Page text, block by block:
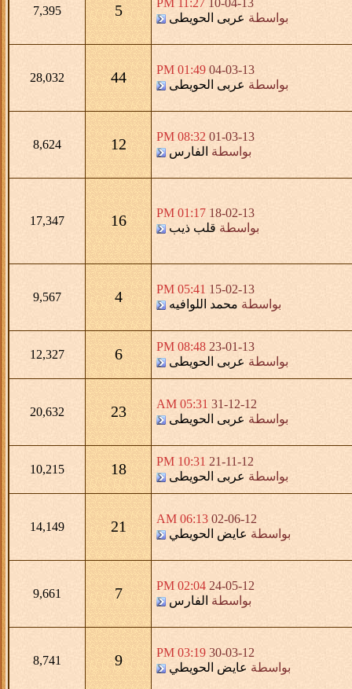
بواسطة عربى الحويطى 5
7,395
04-03-13
01:49 PM
بواسطة عربى الحويطى 44
28,032
01-03-13
08:32 PM
بواسطة الفارس 12
8,624
18-02-13
01:17 PM
بواسطة قلب ذيب 16
17,347
15-02-13
05:41 PM
بواسطة محمد اللوافيه 4
9,567
23-01-13
08:48 PM
بواسطة عربى الحويطى 6
12,327
31-12-12
05:31 AM
بواسطة عربى الحويطى 23
20,632
21-11-12
10:31 PM
بواسطة عربى الحويطى 18
10,215
02-06-12
06:13 AM
بواسطة عايض الحويطي 21
14,149
24-05-12
02:04 PM
بواسطة الفارس 7
9,661
30-03-12
03:19 PM
بواسطة عايض الحويطي 9
8,741